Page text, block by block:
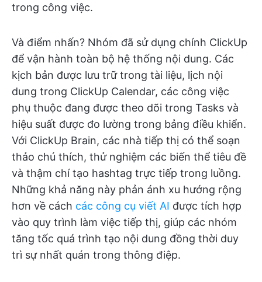
trong công việc.
Và điểm nhấn? Nhóm đã sử dụng chính ClickUp
để vận hành toàn bộ hệ thống nội dung. Các
kịch bản được lưu trữ trong tài liệu, lịch nội
dung trong ClickUp Calendar, các công việc
phụ thuộc đang được theo dõi trong Tasks và
hiệu suất được đo lường trong bảng điều khiển.
Với ClickUp Brain, các nhà tiếp thị có thể soạn
thảo chú thích, thử nghiệm các biến thể tiêu đề
và thậm chí tạo hashtag trực tiếp trong luồng.
Những khả năng này phản ánh xu hướng rộng
hơn về cách các công cụ viết AI được tích hợp
vào quy trình làm việc tiếp thị, giúp các nhóm
tăng tốc quá trình tạo nội dung đồng thời duy
trì sự nhất quán trong thông điệp.